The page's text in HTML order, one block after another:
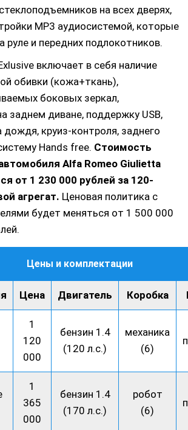
на всех дверях,
MP3 аудиосистемой, которые
руле и передних подлокотников.
включает в себя наличие
обивки (кожа+ткань),
боковых зеркал,
заднем диване, поддержку USB,
дождя, круиз-контроля, заднего
Hands free. Стоимость
Alfa Romeo Giulietta
от 1 230 000 рублей за 120-
агрегат. Ценовая политика с
будет меняться от 1 500 000
Цены и комплектации
Цена Двигатель Коробка
1
120
000
бензин 1.4
(120 л.с.)
механика
(6)
1
365
000
бензин 1.4
(170 л.с.)
робот
(6)